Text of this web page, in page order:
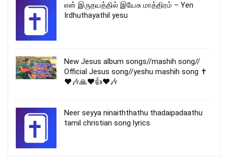
என் இருதயத்தில் இயேசு மாத்திரம் – Yen
Irdhuthayathil yesu
New Jesus album songs//mashih song//
Official Jesus song//yeshu mashih song ✝️
❤️🎶🙏❤️👍❤️🎶
Neer seyya ninaiththathu thadaipadaathu
tamil christian song lyrics